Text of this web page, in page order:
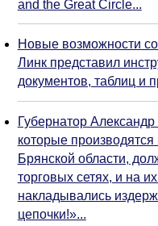
and the Great Circle...
Новые возможности
Линк представил
документов, таблиц и
Губернатор
которые производятся
Брянской области,
торговых сетях, и на
накладывались
цепочки!»...